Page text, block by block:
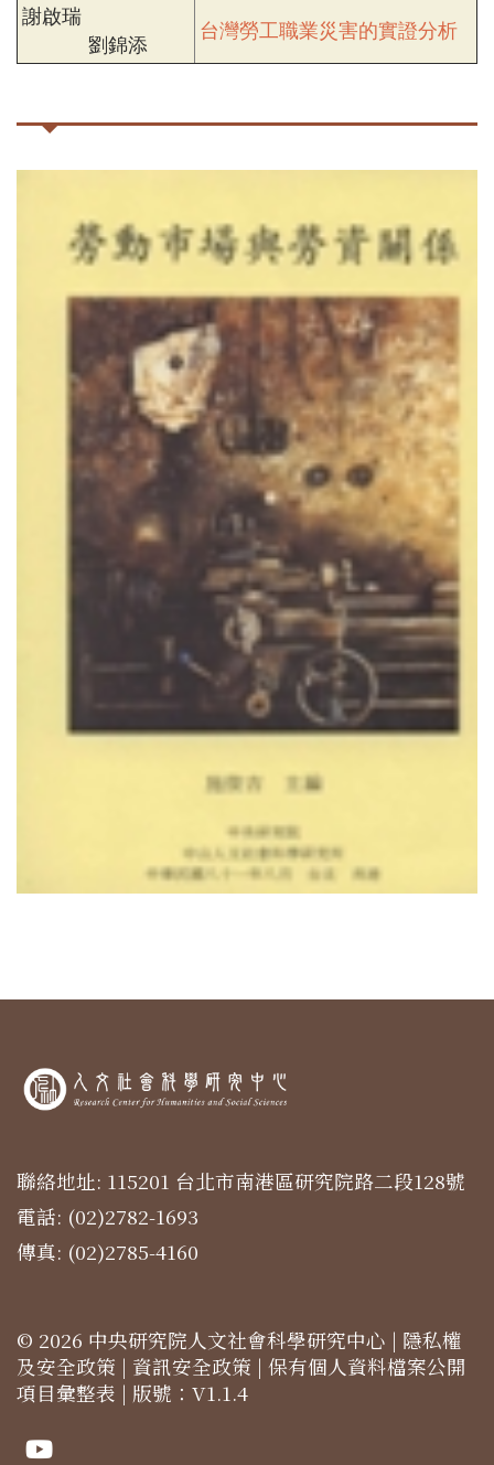
謝啟瑞
劉錦添
台灣勞工職業災害的實證分析
聯絡地址: 115201 台北市南港區研究院路二段128號
電話: (02)2782-1693
傳真: (02)2785-4160
© 2026 中央研究院人文社會科學研究中心 | 隱私權
及安全政策 | 資訊安全政策 | 保有個人資料檔案公開
項目彙整表 | 版號：V1.1.4
Youtube